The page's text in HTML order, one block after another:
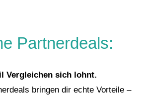
Partnerdeals:
Vergleichen sich lohnt.
bringen dir echte Vorteile –